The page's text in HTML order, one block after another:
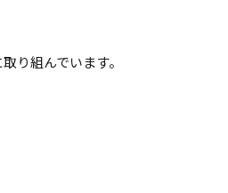
り組んでいます。